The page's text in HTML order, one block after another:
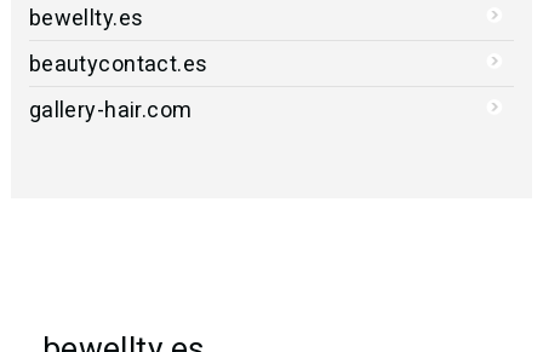
bewellty.es
beautycontact.es
gallery-hair.com